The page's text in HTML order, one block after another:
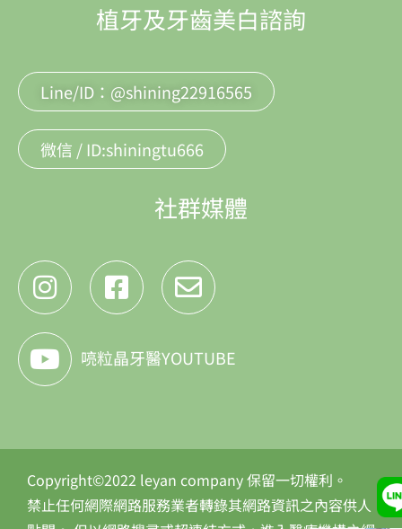
植牙及牙齒美白諮詢
Line/ID：@shining22916565
微信 / ID:shiningtu666
社群媒體
喨粒晶牙醫YOUTUBE
Copyright©2022 leyan company 保留一切權利。
禁止任何網際網路服務業者轉錄其網路資訊之內容供人